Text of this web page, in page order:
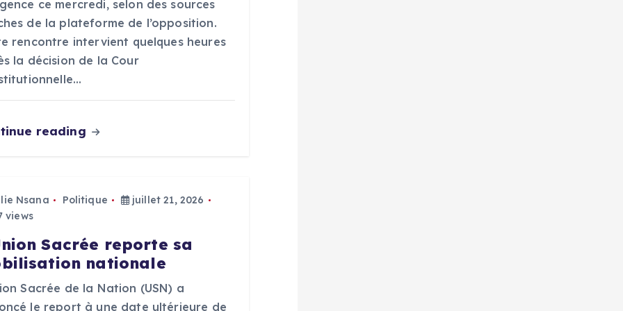
ce mercredi, selon des sources
de la plateforme de l’opposition.
rencontre intervient quelques heures
la décision de la Cour
reading
Nsana Politique
juillet 21, 2026
views
Sacrée reporte sa
nationale
Sacrée de la Nation (USN) a
le report à une date ultérieure de